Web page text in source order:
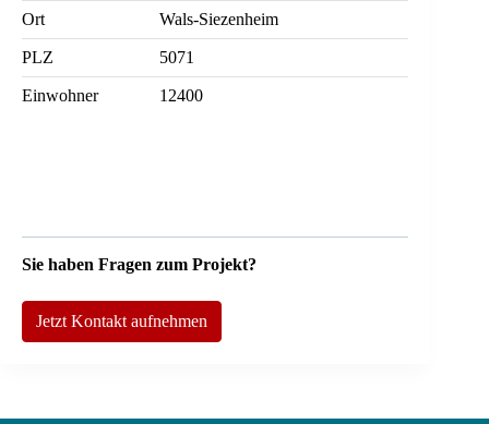
Ort Wals-Siezenheim
PLZ 5071
Einwohner 12400
Sie haben Fragen zum Projekt?
Jetzt Kontakt aufnehmen